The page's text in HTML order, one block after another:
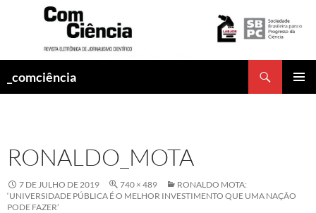
_comciência
RONALDO_MOTA
7 DE JULHO DE 2019 740 × 489
RONALDO MOTA:
‘UNIVERSIDADE PÚBLICA É O MELHOR INVESTIMENTO QUE UMA NAÇÃO
PODE FAZER’